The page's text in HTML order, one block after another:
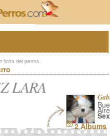
ficha del perros
LARA
2 Albums